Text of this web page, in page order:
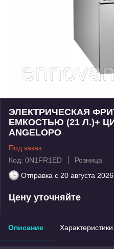
ЭЛЕКТРИЧЕСКАЯ
ЕМКОСТЬЮ (21 Л.)+
ANGELOPO
Под заказ
Код: 0N1FR1ED
Розница
Отправка с 20 августа 2026
Цену уточняйте
Описание Характеристики